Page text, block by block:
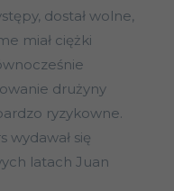
dostał wolne,
miał ciężki
drużyny
ryzykowne.
wydawał się
latach Juan